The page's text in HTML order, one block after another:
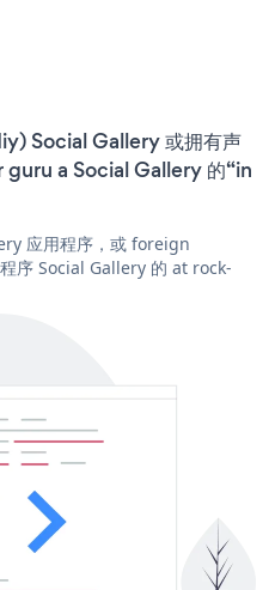
Social Gallery 或拥有声
a Social Gallery 的“in
应用程序，或 foreign
序 Social Gallery 的 at rock-